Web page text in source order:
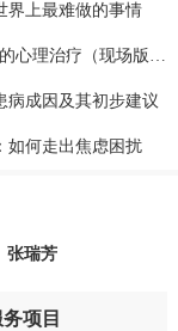
界上最难做的事情
社交恐惧症的心理治疗（现场版一）
病成因及其初步建议
如何走出焦虑困扰
张瑞芳
项目